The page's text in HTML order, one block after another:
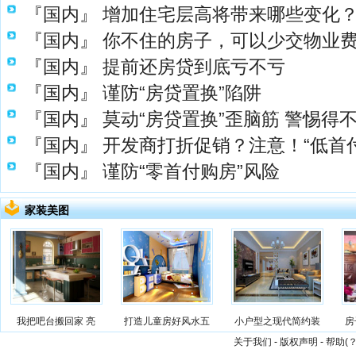
『国内』
增加住宅层高将带来哪些变化
『国内』
你不住的房子，可以少交物业
『国内』
提前还房贷到底亏不亏
『国内』
谨防“房贷置换”陷阱
『国内』
莫动“房贷置换”歪脑筋 警惕得
『国内』
开发商打折促销？注意！“低首
『国内』
谨防“零首付购房”风险
家装美图
我把吧台搬回家 亮 打造儿童房好风水五 小户型之现代简约装
关于我们 - 版权声明 - 帮助(